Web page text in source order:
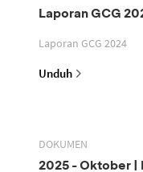
Laporan GCG
Laporan GCG 2024
Unduh
DOKUMEN
2025 - Oktober |